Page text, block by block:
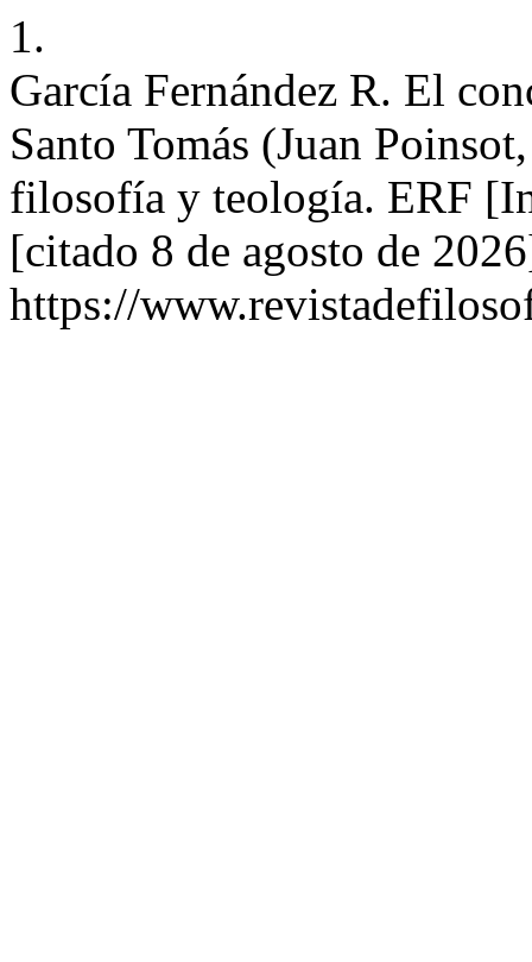
1.
García Fernández R. El
Santo Tomás (Juan
filosofía y teología. ERF
[citado 8 de agosto de
https://